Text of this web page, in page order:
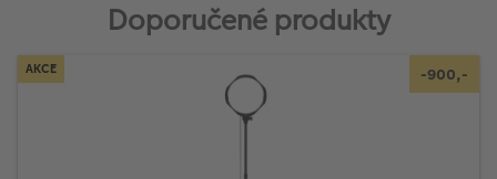
Doporučené produkty
AKCE -900,-